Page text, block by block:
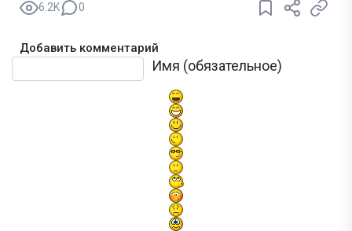
6.2K 0
Добавить комментарий
Имя (обязательное)